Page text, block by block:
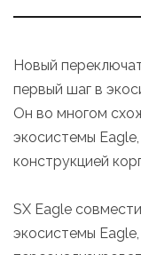
Новый
первый шаг в
Он во многом
экосистемы
конструкцией
SX Eagle
экосистемы